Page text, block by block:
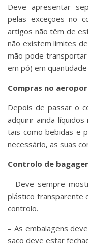
Deve apresentar
pelas exceções no
artigos não têm de
não existem limites
mão pode
em pó) em
Compras no
Depois de passar o
adquirir ainda
tais como bebidas e
necessário, as suas
Controlo de
– Deve sempre
plástico transparente
controlo.
– As embalagens
saco deve estar